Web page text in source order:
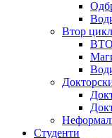
Втор
Студенти